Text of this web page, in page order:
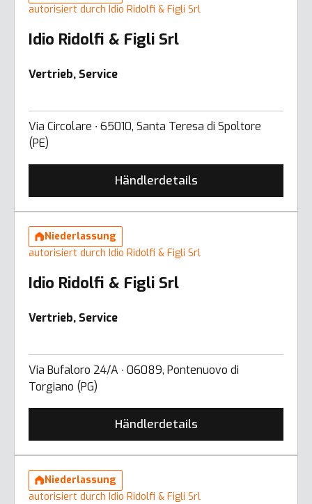
autorisiert durch Idio Ridolfi & Figli Srl
Idio Ridolfi & Figli Srl
Vertrieb, Service
Via Circolare ∙ 65010, Santa Teresa di Spoltore
(PE)
Händlerdetails
Niederlassung
autorisiert durch Idio Ridolfi & Figli Srl
Idio Ridolfi & Figli Srl
Vertrieb, Service
Via Bufaloro 24/A ∙ 06089, Pontenuovo di
Torgiano (PG)
Händlerdetails
Niederlassung
autorisiert durch Idio Ridolfi & Figli Srl